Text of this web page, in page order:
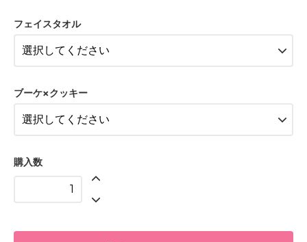
フェイスタオル
ブーケ×クッキー
購入数